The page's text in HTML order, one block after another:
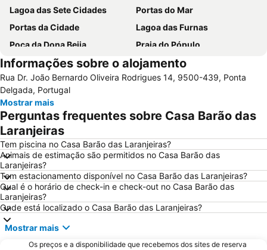
Lagoa das Sete Cidades
Portas do Mar
Portas da Cidade
Lagoa das Furnas
Poça da Dona Beija
Praia do Pópulo
Observatório Vulcanológico dos Açores
Parque de Ribeira Grande
Nascente Termal da Ferraria
Parque Natural da Ribeira dos Caldeirões
Informações sobre o alojamento
Rua Dr. João Bernardo Oliveira Rodrigues 14, 9500-439, Ponta
Delgada, Portugal
Mostrar mais
Perguntas frequentes sobre Casa Barão das
Laranjeiras
Tem piscina no Casa Barão das Laranjeiras?
Animais de estimação são permitidos no Casa Barão das
Laranjeiras?
Tem estacionamento disponível no Casa Barão das Laranjeiras?
Qual é o horário de check-in e check-out no Casa Barão das
Laranjeiras?
Onde está localizado o Casa Barão das Laranjeiras?
Mostrar mais
Os preços e a disponibilidade que recebemos dos sites de reserva